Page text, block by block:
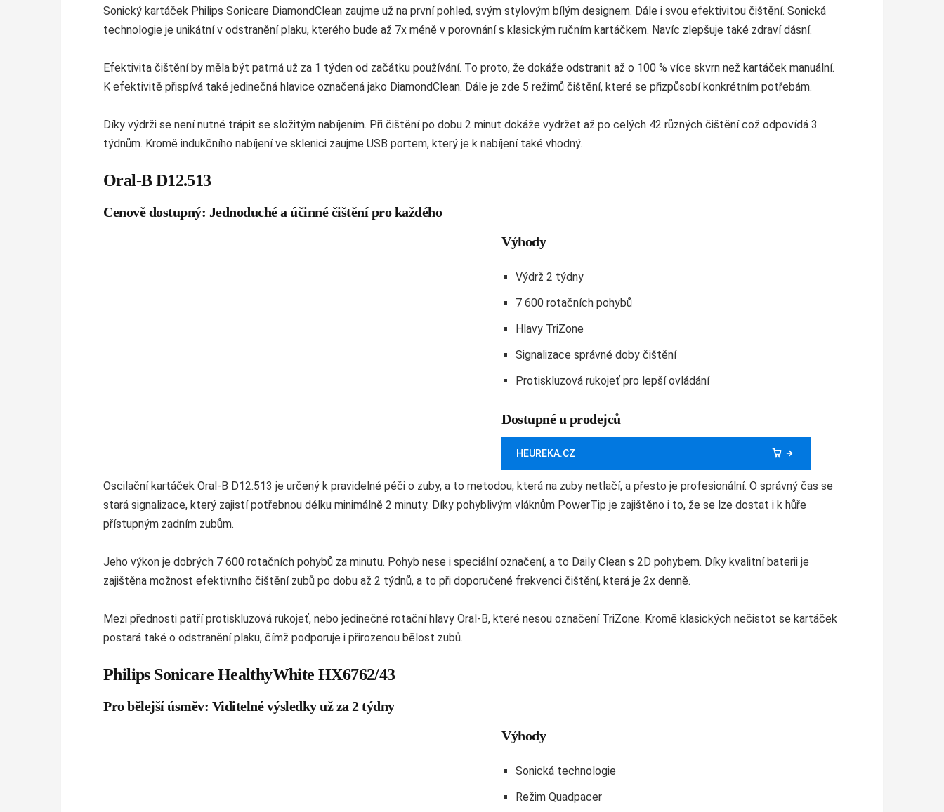
Sonický kartáček Philips Sonicare DiamondClean zaujme už na první pohled, svým stylovým bílým designem. Dále i svou efektivitou čištění. Sonická
technologie je unikátní v odstranění plaku, kterého bude až 7x méně v porovnání s klasickým ručním kartáčkem. Navíc zlepšuje také zdraví dásní.
Efektivita čištění by měla být patrná už za 1 týden od začátku používání. To proto, že dokáže odstranit až o 100 % více skvrn než kartáček manuální.
K efektivitě přispívá také jedinečná hlavice označená jako DiamondClean. Dále je zde 5 režimů čištění, které se přizpůsobí konkrétním potřebám.
Díky výdrži se není nutné trápit se složitým nabíjením. Při čištění po dobu 2 minut dokáže vydržet až po celých 42 různých čištění což odpovídá 3
týdnům. Kromě indukčního nabíjení ve sklenici zaujme USB portem, který je k nabíjení také vhodný.
Oral-B D12.513
Cenově dostupný: Jednoduché a účinné čištění pro každého
Výhody
Výdrž 2 týdny
7 600 rotačních pohybů
Hlavy TriZone
Signalizace správné doby čištění
Protiskluzová rukojeť pro lepší ovládání
Dostupné u prodejců
HEUREKA.CZ
Oscilační kartáček Oral-B D12.513 je určený k pravidelné péči o zuby, a to metodou, která na zuby netlačí, a přesto je profesionální. O správný čas se
stará signalizace, který zajistí potřebnou délku minimálně 2 minuty. Díky pohyblivým vláknům PowerTip je zajištěno i to, že se lze dostat i k hůře
přístupným zadním zubům.
Jeho výkon je dobrých 7 600 rotačních pohybů za minutu. Pohyb nese i speciální označení, a to Daily Clean s 2D pohybem. Díky kvalitní baterii je
zajištěna možnost efektivního čištění zubů po dobu až 2 týdnů, a to při doporučené frekvenci čištění, která je 2x denně.
Mezi přednosti patří protiskluzová rukojeť, nebo jedinečné rotační hlavy Oral-B, které nesou označení TriZone. Kromě klasických nečistot se kartáček
postará také o odstranění plaku, čímž podporuje i přirozenou bělost zubů.
Philips Sonicare HealthyWhite HX6762/43
Pro bělejší úsměv: Viditelné výsledky už za 2 týdny
Výhody
Sonická technologie
Režim Quadpacer